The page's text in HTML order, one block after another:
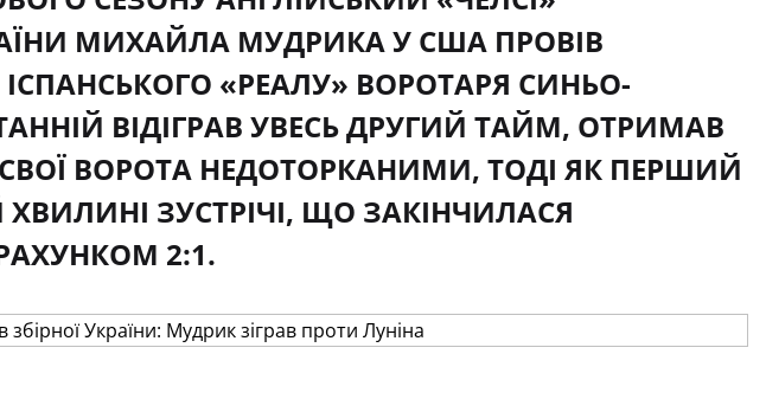
МИХАЙЛА МУДРИКА У США ПРОВІВ
«РЕАЛУ» ВОРОТАРЯ СИНЬО-
ВІДІГРАВ УВЕСЬ ДРУГИЙ ТАЙМ, ОТРИМАВ
ВОРОТА НЕДОТОРКАНИМИ, ТОДІ ЯК ПЕРШИЙ
ЗУСТРІЧІ, ЩО ЗАКІНЧИЛАСЯ
2:1.